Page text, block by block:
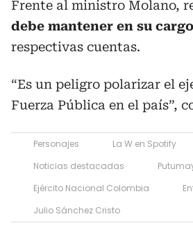
Frente al ministro Molano,
debe mantener en su cargo
respectivas cuentas.
“Es un peligro polarizar el
Fuerza Pública en el país”,
Personajes
La W en Spotify
Noticias destacadas
Ejército Nacional Colombia
Julio Sánchez Cristo